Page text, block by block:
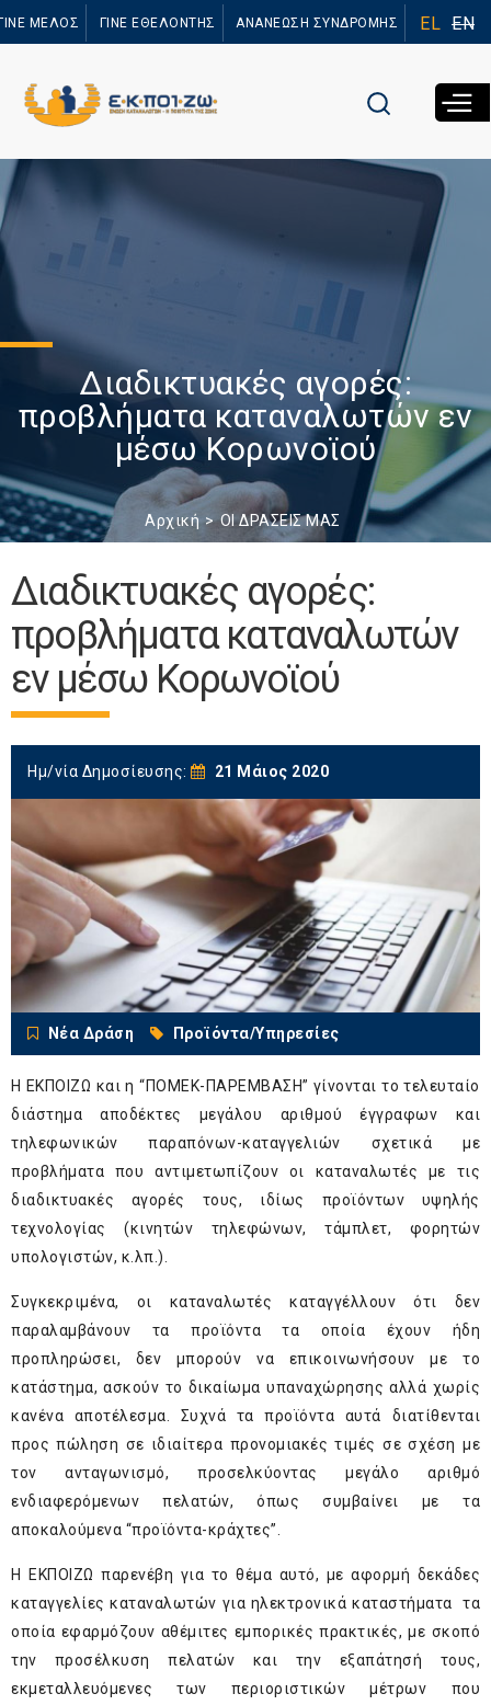
προς το
ΜΕΛΟΣ ΓΙΝΕ ΕΘΕΛΟΝΤΗΣ ΑΝΑΝΕΩΣΗ ΣΥΝΔΡΟΜΗΣ EL EN
Διαδικτυακές αγορές:
προβλήματα καταναλωτών εν
μέσω Κορωνοϊού
Αρχική ΟΙ ΔΡΑΣΕΙΣ ΜΑΣ
Διαδικτυακές αγορές:
προβλήματα καταναλωτών
εν μέσω Κορωνοϊού
Ημ/νία Δημοσίευσης: 21 Μάιος 2020
Νέα Δράση Προϊόντα/Υπηρεσίες
Η ΕΚΠΟΙΖΩ και η “ΠΟΜΕΚ-ΠΑΡΕΜΒΑΣΗ” γίνονται το τελευταίο
διάστημα αποδέκτες μεγάλου αριθμού έγγραφων και
τηλεφωνικών παραπόνων-καταγγελιών σχετικά με
προβλήματα που αντιμετωπίζουν οι καταναλωτές με τις
διαδικτυακές αγορές τους, ιδίως προϊόντων υψηλής
τεχνολογίας (κινητών τηλεφώνων, τάμπλετ, φορητών
υπολογιστών, κ.λπ.).
Συγκεκριμένα, οι καταναλωτές καταγγέλλουν ότι δεν
παραλαμβάνουν τα προϊόντα τα οποία έχουν ήδη
προπληρώσει, δεν μπορούν να επικοινωνήσουν με το
κατάστημα, ασκούν το δικαίωμα υπαναχώρησης αλλά χωρίς
κανένα αποτέλεσμα. Συχνά τα προϊόντα αυτά διατίθενται
προς πώληση σε ιδιαίτερα προνομιακές τιμές σε σχέση με
τον ανταγωνισμό, προσελκύοντας μεγάλο αριθμό
ενδιαφερόμενων πελατών, όπως συμβαίνει με τα
αποκαλούμενα “προϊόντα-κράχτες”.
Η ΕΚΠΟΙΖΩ παρενέβη για το θέμα αυτό, με αφορμή δεκάδες
καταγγελίες καταναλωτών για ηλεκτρονικά καταστήματα τα
οποία εφαρμόζουν αθέμιτες εμπορικές πρακτικές, με σκοπό
την προσέλκυση πελατών και την εξαπάτησή τους,
εκμεταλλευόμενες των περιοριστικών μέτρων που